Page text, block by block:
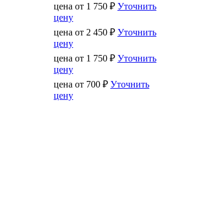
цена от 1 750 ₽ Уточнить
цену
цена от 2 450 ₽ Уточнить
цену
цена от 1 750 ₽ Уточнить
цену
цена от 700 ₽ Уточнить
цену